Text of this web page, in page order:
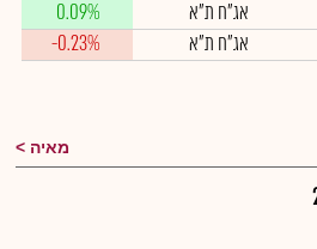
אג"ח ת"א
0.09%
אג"ח ת"א -0.23%
מאיה